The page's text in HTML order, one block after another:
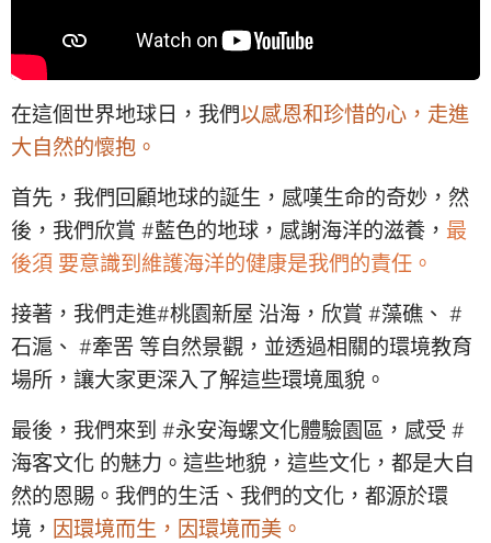
在這個世界地球日，我們以感恩和珍惜的心，走進
大自然的懷抱。
首先，我們回顧地球的誕生，感嘆生命的奇妙，然
後，我們欣賞 #藍色的地球，感謝海洋的滋養， 最
後須 要意識到維護海洋的健康是我們的責任。
接著，我們走進#桃園新屋 沿海，欣賞 #藻礁、 #
石滬、 #牽罟 等自然景觀，並透過相關的環境教育
場所，讓大家更深入了解這些環境風貌。
最後，我們來到 #永安海螺文化體驗園區，感受 #
海客文化 的魅力。這些地貌，這些文化，都是大自
然的恩賜。我們的生活、我們的文化，都源於環
境， 因環境而生，因環境而美。